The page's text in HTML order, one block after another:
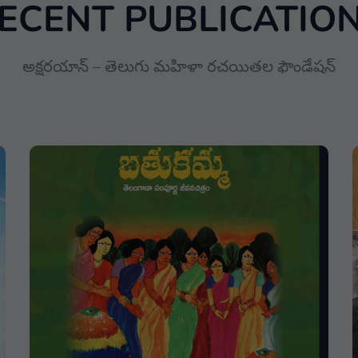
అక్షరయాన్ – తెలుగు మహిళా రచయితల ఫౌండేషన్